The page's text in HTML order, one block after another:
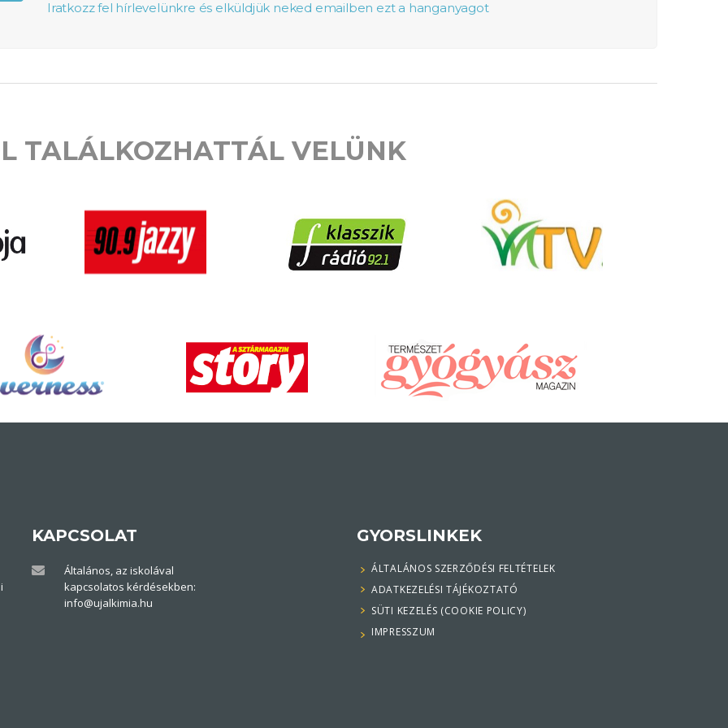
Iratkozz fel hírlevelünkre és elküldjük neked emailben ezt a hanganyagot
TALÁLKOZHATTÁL VELÜNK
KAPCSOLAT
Általános, az iskolával
kapcsolatos kérdésekben:
info@ujalkimia.hu
GYORSLINKEK
ÁLTALÁNOS SZERZŐDÉSI FELTÉTELEK
ADATKEZELÉSI TÁJÉKOZTATÓ
SÜTI KEZELÉS (COOKIE POLICY)
IMPRESSZUM